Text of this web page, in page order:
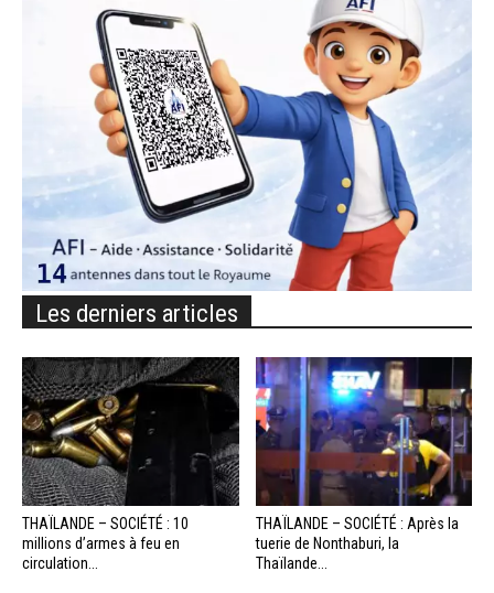
Les derniers articles
THAÏLANDE – SOCIÉTÉ : 10
millions d’armes à feu en
circulation...
THAÏLANDE – SOCIÉTÉ : Après la
tuerie de Nonthaburi, la
Thaïlande...